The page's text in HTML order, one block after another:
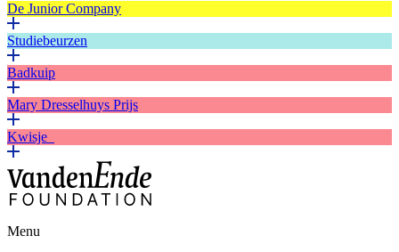
De Junior Company
Studiebeurzen
Badkuip
Mary Dresselhuys Prijs
Kwisje
Menu